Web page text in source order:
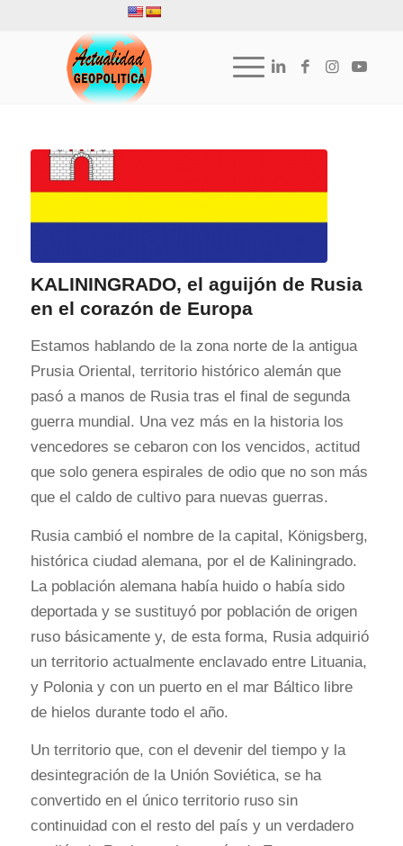
KALININGRADO, el aguijón de Rusia
en el corazón de Europa
Estamos hablando de la zona norte de la antigua
Prusia Oriental, territorio histórico alemán que
pasó a manos de Rusia tras el final de segunda
guerra mundial. Una vez más en la historia los
vencedores se cebaron con los vencidos, actitud
que solo genera espirales de odio que no son más
que el caldo de cultivo para nuevas guerras.
Rusia cambió el nombre de la capital, Königsberg,
histórica ciudad alemana, por el de Kaliningrado.
La población alemana había huido o había sido
deportada y se sustituyó por población de origen
ruso básicamente y, de esta forma, Rusia adquirió
un territorio actualmente enclavado entre Lituania,
y Polonia y con un puerto en el mar Báltico libre
de hielos durante todo el año.
Un territorio que, con el devenir del tiempo y la
desintegración de la Unión Soviética, se ha
convertido en el único territorio ruso sin
continuidad con el resto del país y un verdadero